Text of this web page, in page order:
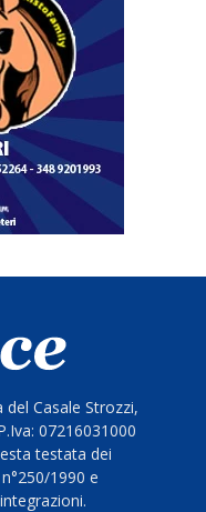
Casale Strozzi,
07216031000
testata dei
1990 e